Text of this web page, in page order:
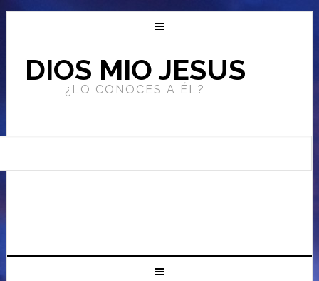
DIOS MIO JESUS
¿LO CONOCES A ÉL?